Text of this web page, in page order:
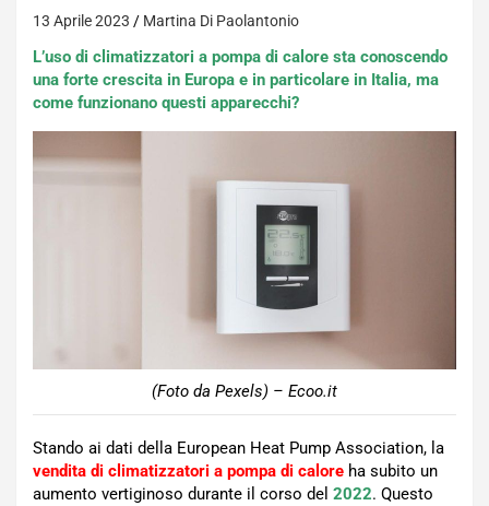
13 Aprile 2023 Martina Di Paolantonio
L’uso di climatizzatori a pompa di calore sta conoscendo
una forte crescita in Europa e in particolare in Italia, ma
come funzionano questi apparecchi?
(Foto da Pexels) – Ecoo.it
Stando ai dati della European Heat Pump Association, la
vendita di climatizzatori a pompa di calore ha subito un
aumento vertiginoso durante il corso del 2022. Questo